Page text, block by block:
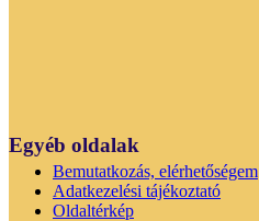
Egyéb oldalak
Bemutatkozás, elérhetőségem
Adatkezelési tájékoztató
Oldaltérkép